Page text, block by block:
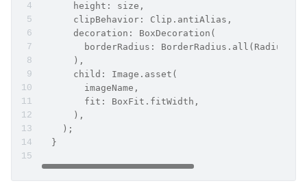
      height: size,
      clipBehavior: Clip.antiAlias,
      decoration: BoxDecoration(
borderRadius:
      ),
      child: Image.asset(
        imageName,
        fit: BoxFit.fitWidth,
      ),
    );
  }